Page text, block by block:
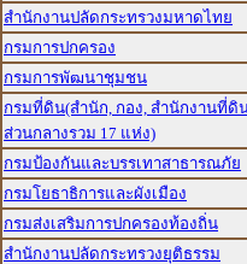
สำนักงานปลัดกระทรวงมหาดไทย
กรมการปกครอง
กรมการพัฒนาชุมชน
กรมที่ดิน(สำนัก, กอง, สำนักงานที่ดิ
ส่วนกลางรวม 17 แห่ง)
กรมป้องกันและบรรเทาสาธารณภัย
กรมโยธาธิการและผังเมือง
กรมส่งเสริมการปกครองท้องถิ่น
สำนักงานปลัดกระทรวงยุติธรรม